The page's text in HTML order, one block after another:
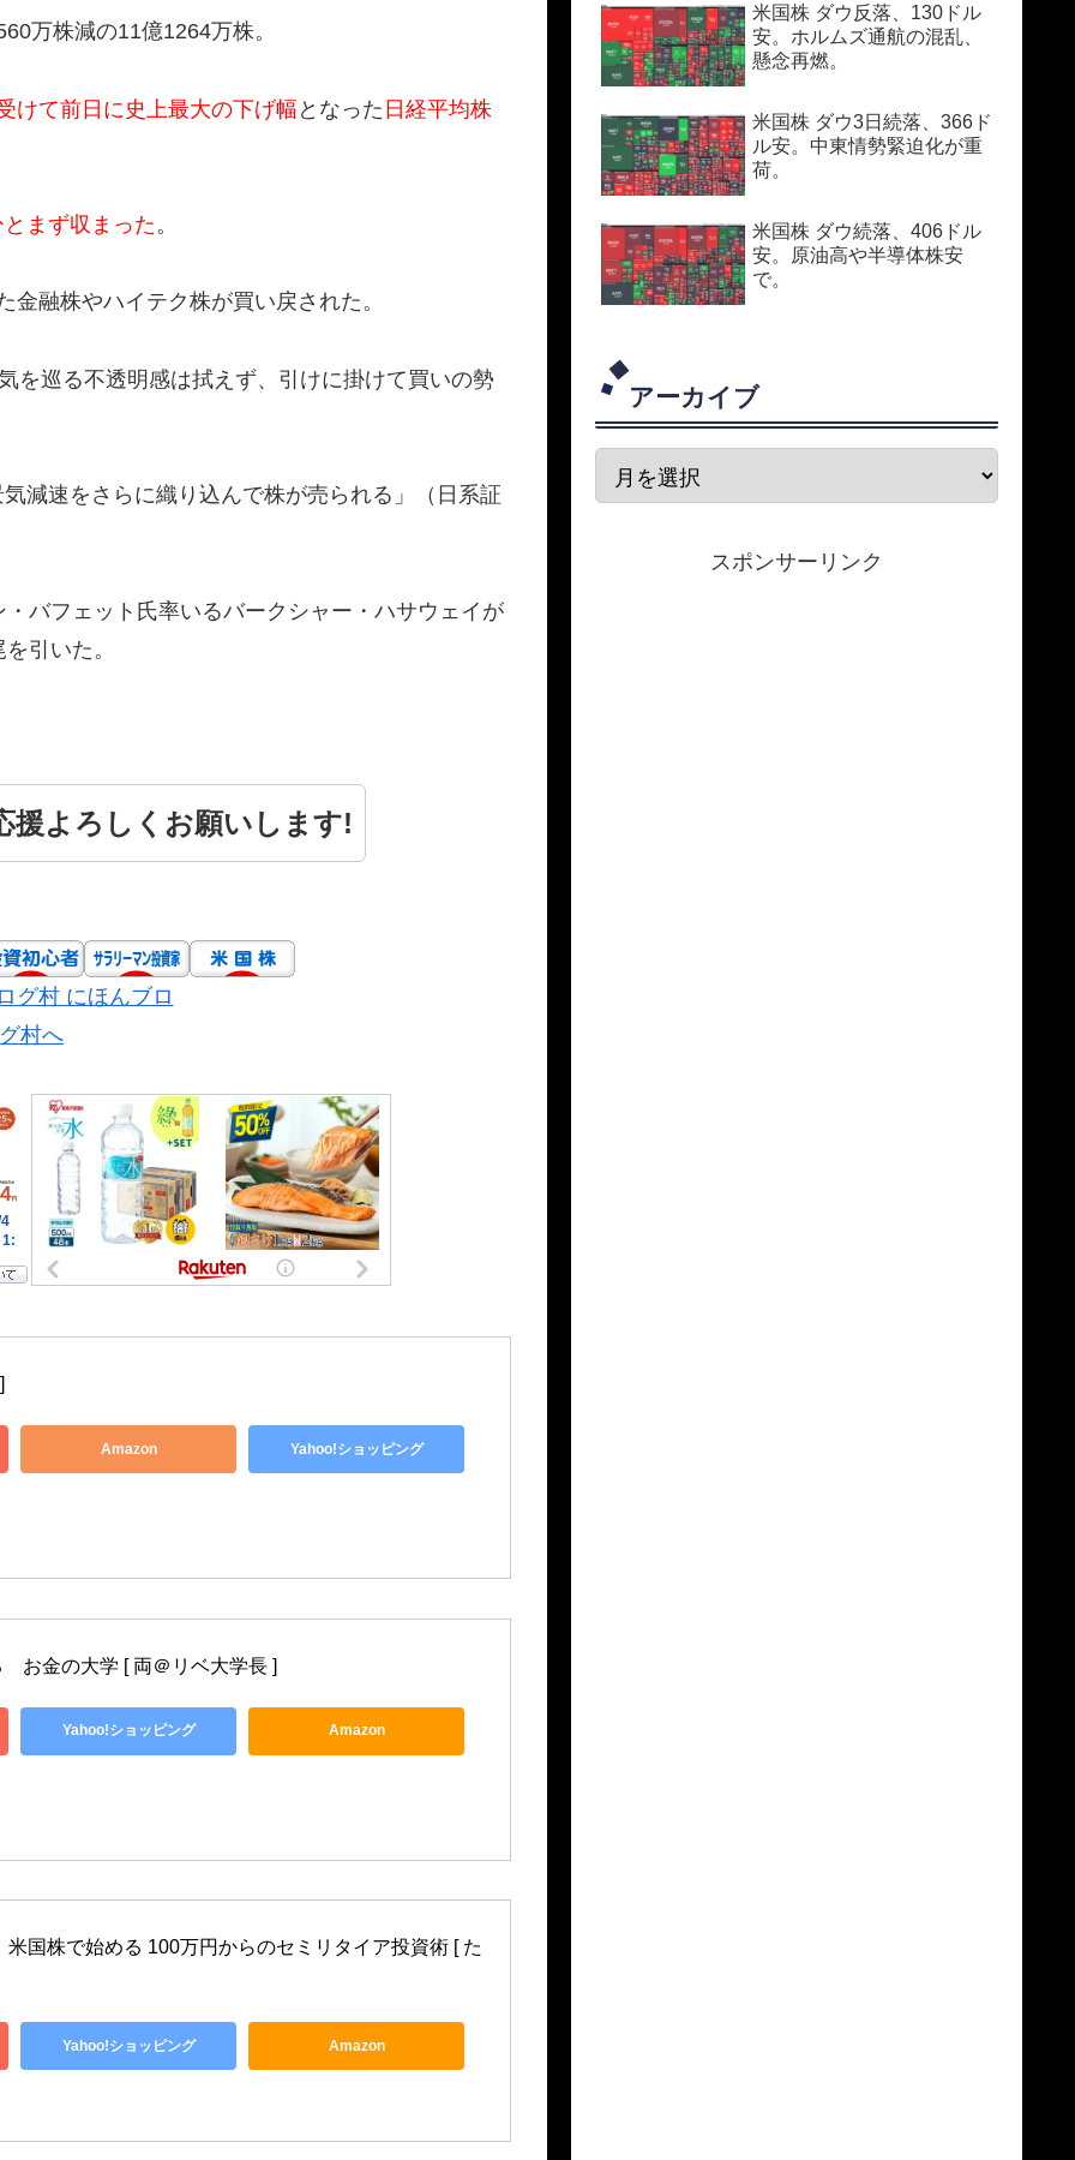
万株減の11億1264万株。
けて前日に史上最大の下げ幅 となった 日経平均株
まず収まった 。
融株やハイテク株が買い戻された。
を巡る不透明感は拭えず、引けに掛けて買いの勢
減速をさらに織り込んで株が売られる」（日系証
バフェット氏率いるバークシャー・ハサウェイが
引いた。
援よろしくお願いします!
Amazon Yahoo!ショッピング
お金の大学 [ 両＠リベ大学長 ]
Yahoo!ショッピング Amazon
国株で始める 100万円からのセミリタイア投資術 [ た
Yahoo!ショッピング Amazon
米国株 ダウ反落、130ドル
安。ホルムズ通航の混乱、
懸念再燃。
米国株 ダウ3日続落、366ド
ル安。中東情勢緊迫化が重
荷。
米国株 ダウ続落、406ドル
安。原油高や半導体株安
で。
アーカイブ
スポンサーリンク